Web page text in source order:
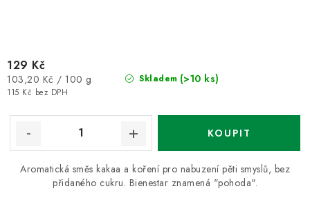
Skladem (>10 ks)
115 Kč bez DPH
129 Kč
Měrná
cena:
103,20 Kč / 100 g
Aromatická směs kakaa a koření pro nabuzení pěti smyslů, bez
přidaného cukru. Bienestar znamená "pohoda".